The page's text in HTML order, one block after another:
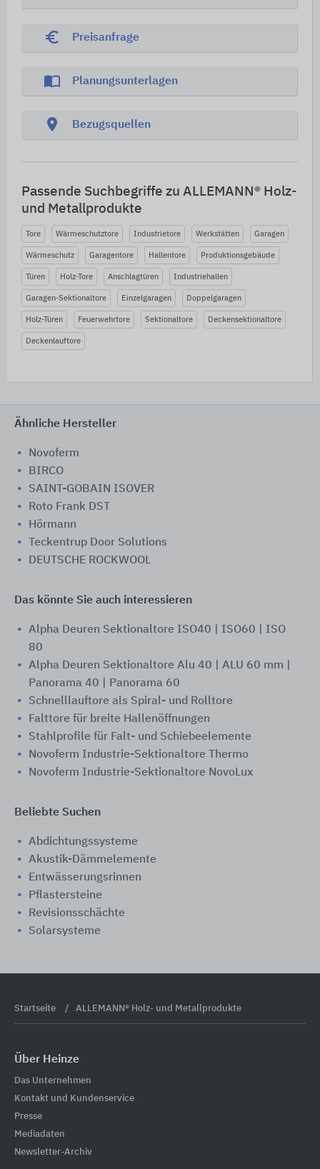
euro_symbol Preisanfrage
import_contacts Planungsunterlagen
location_on Bezugsquellen
Passende Suchbegriffe zu ALLEMANN® Holz-
und Metallprodukte
Tore Wärmeschutztore Industrietore Werkstätten Garagen
Wärmeschutz Garagentore Hallentore Produktionsgebäude
Türen Holz-Tore Anschlagtüren Industriehallen
Garagen-Sektionaltore Einzelgaragen Doppelgaragen
Holz-Türen Feuerwehrtore Sektionaltore Deckensektionaltore
Deckenlauftore
Ähnliche Hersteller
Novoferm
BIRCO
SAINT-GOBAIN ISOVER
Roto Frank DST
Hörmann
Teckentrup Door Solutions
DEUTSCHE ROCKWOOL
Das könnte Sie auch interessieren
Alpha Deuren Sektionaltore ISO40 | ISO60 | ISO
80
Alpha Deuren Sektionaltore Alu 40 | ALU 60 mm |
Panorama 40 | Panorama 60
Schnelllauftore als Spiral- und Rolltore
Falttore für breite Hallenöffnungen
Stahlprofile für Falt- und Schiebeelemente
Novoferm Industrie-Sektionaltore Thermo
Novoferm Industrie-Sektionaltore NovoLux
Beliebte Suchen
Abdichtungssysteme
Akustik-Dämmelemente
Entwässerungsrinnen
Pflastersteine
Revisionsschächte
Solarsysteme
Startseite ALLEMANN® Holz- und Metallprodukte
Über Heinze
Das Unternehmen
Kontakt und Kundenservice
Presse
Mediadaten
Newsletter-Archiv